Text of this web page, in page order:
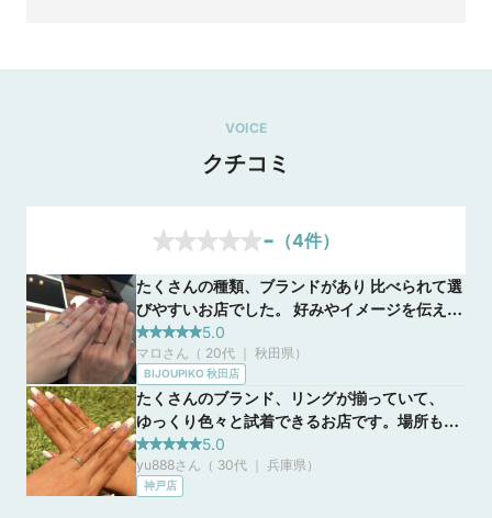
＼来店のみで10,000円分／さらに！指輪購入であわせ
て最大10万円分プレゼント！！【マイナビウエディン
グキャンペーン】
2021/4/28
【結婚準備を始めるふたりへの サポートキャンペーン】
キャンペーンエントリーのうえ来店予約＆カップルでご来店＆
写真送付で「10,000円分電子マネー」プレゼント！
＼さらに購入で／あわせて最大10万円分！！
※購入金額によって金額がかわります。
VOICE
クチコミ
- （4件）
たくさんの種類、ブランドがあり 比べられて選
びやすいお店でした。 好みやイメージを伝える
とピッタリのものをスタッフさんが選んでくだ
さいました。実際に試着するとイメージができ
て選びやすかったです。 スタッフさんと楽しく
指輪選びができました。
5.0
マロさん（ 20代 ｜ 秋田県 ）
BIJOUPIKO 秋田店
たくさんのブランド、リングが揃っていて、
ゆっくり色々と試着できるお店です。場所も落
ち着いていて好きです。周りにもオシャレなお
店がたくさんあるので、こちらのお店で指輪を
選んだあとブラブラするのも楽しいです。お店
5.0
yu888さん（ 30代 ｜ 兵庫県 ）
神戸店